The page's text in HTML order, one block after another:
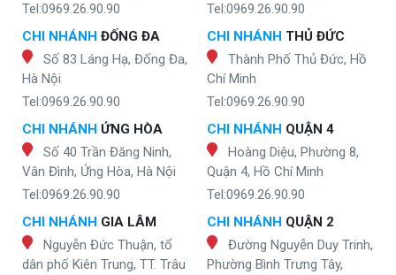
Tel:0969.26.90.90
CHI NHÁNH ĐỐNG ĐA
Số 83 Láng Hạ, Đống Đa,
Hà Nội
Tel:0969.26.90.90
CHI NHÁNH ỨNG HÒA
Số 40 Trần Đăng Ninh,
Vân Đình, Ứng Hòa, Hà Nội
Tel:0969.26.90.90
CHI NHÁNH GIA LÂM
Nguyễn Đức Thuận, tổ
dân phố Kiên Trung, TT. Trâu
Tel:0969.26.90.90
CHI NHÁNH THỦ ĐỨC
Thành Phố Thủ Đức, Hồ
Chí Minh
Tel:0969.26.90.90
CHI NHÁNH QUẬN 4
Hoàng Diệu, Phường 8,
Quận 4, Hồ Chí Minh
Tel:0969.26.90.90
CHI NHÁNH QUẬN 2
Đường Nguyễn Duy Trinh,
Phường Bình Trưng Tây,